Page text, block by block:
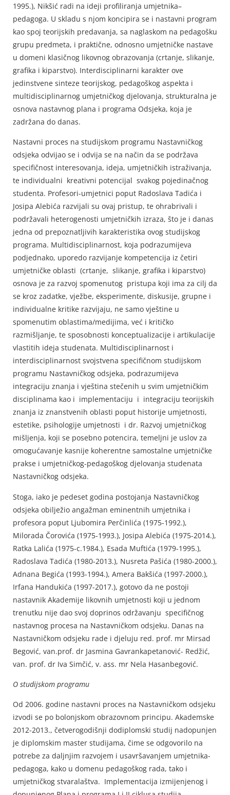
1995.), Nikšić radi na ideji profiliranja umjetnika–
pedagoga. U skladu s njom koncipira se i nastavni program
kao spoj teorijskih predavanja, sa naglaskom na pedagošku
grupu predmeta, i praktične, odnosno umjetničke nastave
u domeni klasičnog likovnog obrazovanja (crtanje, slikanje,
grafika i kiparstvo). Interdisciplinarni karakter ove
jedinstvene sinteze teorijskog, pedagoškog aspekta i
multidisciplinarnog umjetničkog djelovanja, strukturalna je
osnova nastavnog plana i programa Odsjeka, koja je
zadržana do danas.
Nastavni proces na studijskom programu Nastavničkog
odsjeka odvijao se i odvija se na način da se podržava
specifičnost interesovanja, ideja, umjetničkih istraživanja,
te individualni kreativni potencijal svakog pojedinačnog
studenta. Profesori-umjetnici poput Radoslava Tadića i
Josipa Alebića razvijali su ovaj pristup, te ohrabrivali i
podržavali heterogenosti umjetničkih izraza, što je i danas
jedna od prepoznatljivih karakteristika ovog studijskog
programa. Multidisciplinarnost, koja podrazumijeva
podjednako, uporedo razvijanje kompetencija iz četiri
umjetničke oblasti (crtanje, slikanje, grafika i kiparstvo)
osnova je za razvoj spomenutog pristupa koji ima za cilj da
se kroz zadatke, vježbe, eksperimente, diskusije, grupne i
individualne kritike razvijaju, ne samo vještine u
spomenutim oblastima/medijima, već i kritičko
razmišljanje, te sposobnosti konceptualizacije i artikulacije
vlastitih ideja studenata. Multidisciplinarnost i
interdisciplinarnost svojstvena specifičnom studijskom
programu Nastavničkog odsjeka, podrazumijeva
integraciju znanja i vještina stečenih u svim umjetničkim
disciplinama kao i implementaciju i integraciju teorijskih
znanja iz znanstvenih oblasti poput historije umjetnosti,
estetike, psihologije umjetnosti i dr. Razvoj umjetničkog
mišljenja, koji se posebno potencira, temeljni je uslov za
omogućavanje kasnije koherentne samostalne umjetničke
prakse i umjetničkog-pedagoškog djelovanja studenata
Nastavničkog odsjeka.
Stoga, iako je pedeset godina postojanja Nastavničkog
odsjeka obilježio angažman eminentnih umjetnika i
profesora poput Ljubomira Perčinlića (1975-1992.),
Milorada Čorovića (1975-1993.), Josipa Alebića (1975-2014.),
Ratka Lalića (1975-c.1984.), Esada Muftića (1979-1995.),
Radoslava Tadića (1980-2013.), Nusreta Pašića (1980-2000.),
Adnana Begića (1993-1994.), Amera Bakšića (1997-2000.),
Irfana Handukića (1997-2017.), gotovo da ne postoji
nastavnik Akademije likovnih umjetnosti koji u jednom
trenutku nije dao svoj doprinos održavanju specifičnog
nastavnog procesa na Nastavničkom odsjeku. Danas na
Nastavničkom odsjeku rade i djeluju red. prof. mr Mirsad
Begović, van.prof. dr Jasmina Gavrankapetanović- Redžić,
van. prof. dr Iva Simčić, v. ass. mr Nela Hasanbegović.
O studijskom programu
Od 2006. godine nastavni proces na Nastavničkom odsjeku
izvodi se po bolonjskom obrazovnom principu. Akademske
2012-2013., četverogodišnji dodiplomski studij nadopunjen
je diplomskim master studijama, čime se odgovorilo na
potrebe za daljnjim razvojem i usavršavanjem umjetnika-
pedagoga, kako u domenu pedagoškog rada, tako i
umjetničkog stvaralaštva. Implementacija izmijenjenog i